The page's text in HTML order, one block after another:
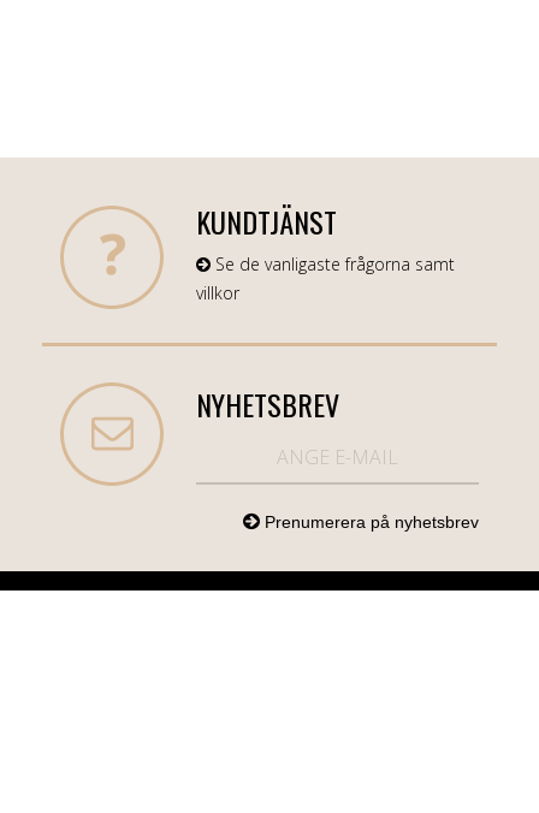
KUNDTJÄNST
Se de vanligaste frågorna samt
villkor
NYHETSBREV